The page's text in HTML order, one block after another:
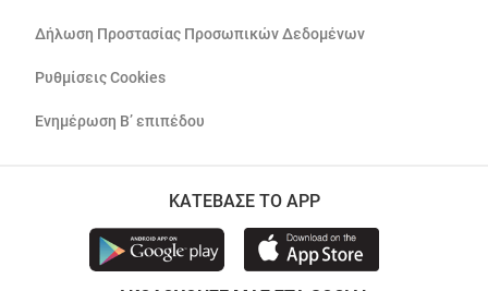
Δήλωση Προστασίας Προσωπικών Δεδομένων
Ρυθμίσεις Cookies
Ενημέρωση Β’ επιπέδου
ΚΑΤΕΒΑΣΕ ΤΟ APP